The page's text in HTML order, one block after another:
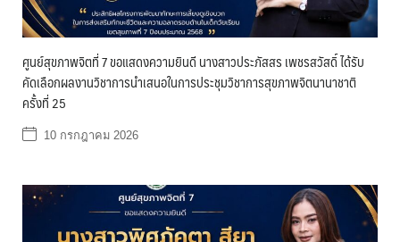
ศูนย์สุขภาพจิตที่ 7 ขอแสดงความยินดี นางสาวประภัสสร เพชรสวัสดิ์ ได้รับ
คัดเลือกผลงานวิชาการนำเสนอในการประชุมวิชาการสุขภาพจิตนานาชาติ
ครั้งที่ 25
10 กรกฎาคม 2026